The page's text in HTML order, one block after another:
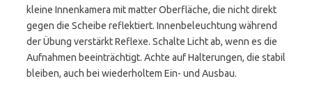
kleine Innenkamera mit matter Oberfläche, die nicht direkt
gegen die Scheibe reflektiert. Innenbeleuchtung während
der Übung verstärkt Reflexe. Schalte Licht ab, wenn es die
Aufnahmen beeinträchtigt. Achte auf Halterungen, die stabil
bleiben, auch bei wiederholtem Ein- und Ausbau.